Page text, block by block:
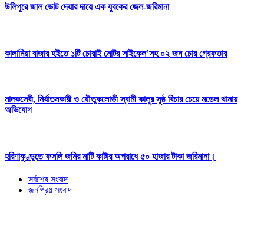
উলিপুরে জাল ভোট দেয়ার দায়ে এক যুবকের জেল-জরিমানা
কালামিয়া বাজার হইতে ১টি চোরাই মোটর সাইকেল’সহ ০২ জন চোর গ্রেফতার
মাদকসেবী, নির্যাতনকারী ও যৌতুকলোভী স্বামী কালুর সুষ্ঠ বিচার চেয়ে মডেল থানায়
অভিযোগ
হরিণাকুণ্ডুতে ফসলি জমির মাটি কাটার অপরাধে ৫০ হাজার টাকা জরিমানা।
সর্বশেষ সংবাদ
জনপ্রিয় সংবাদ